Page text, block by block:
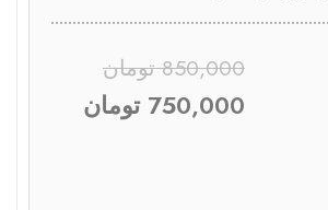
850,000 تومان
750,000 تومان